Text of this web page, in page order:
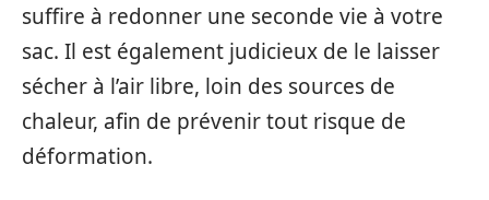
suffire à redonner une seconde vie à votre
sac. Il est également judicieux de le laisser
sécher à l’air libre, loin des sources de
chaleur, afin de prévenir tout risque de
déformation.